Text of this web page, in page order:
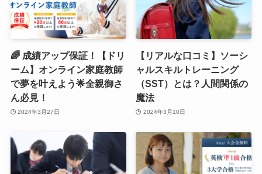
🌈 成績アップ保証！【ドリ
ーム】オンライン家庭教師
で夢を叶えよう🌟全親御さ
ん必見！
2024年3月27日
【リアルな口コミ】ソーシ
ャルスキルトレーニング
（SST）とは？人間関係の
魔法
2024年3月10日